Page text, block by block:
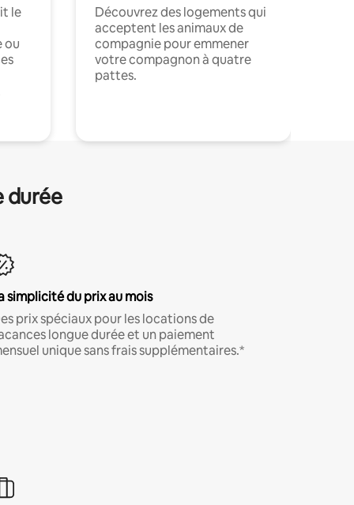
le
ou
Découvrez des logements qui
acceptent les animaux de
compagnie pour emmener
votre compagnon à quatre
pattes.
durée
simplicité du prix au mois
prix spéciaux pour les locations de
longue durée et un paiement
unique sans frais supplémentaires.*